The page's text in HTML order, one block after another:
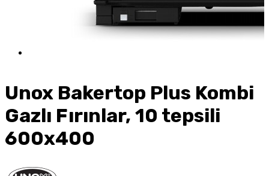
Unox Bakertop Plus Kombi
Gazlı Fırınlar, 10 tepsili
600x400